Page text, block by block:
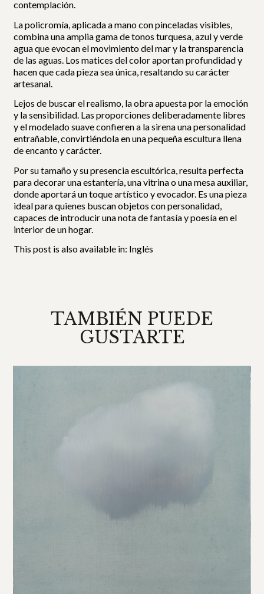
contemplación.
La policromía, aplicada a mano con pinceladas visibles,
combina una amplia gama de tonos turquesa, azul y verde
agua que evocan el movimiento del mar y la transparencia
de las aguas. Los matices del color aportan profundidad y
hacen que cada pieza sea única, resaltando su carácter
artesanal.
Lejos de buscar el realismo, la obra apuesta por la emoción
y la sensibilidad. Las proporciones deliberadamente libres
y el modelado suave confieren a la sirena una personalidad
entrañable, convirtiéndola en una pequeña escultura llena
de encanto y carácter.
Por su tamaño y su presencia escultórica, resulta perfecta
para decorar una estantería, una vitrina o una mesa auxiliar,
donde aportará un toque artístico y evocador. Es una pieza
ideal para quienes buscan objetos con personalidad,
capaces de introducir una nota de fantasía y poesía en el
interior de un hogar.
This post is also available in: Inglés
TAMBIÉN PUEDE
GUSTARTE